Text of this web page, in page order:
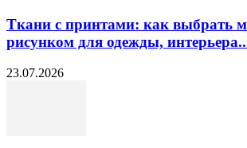
Ткани с принтами: как выбрать
рисунком для одежды,
23.07.2026